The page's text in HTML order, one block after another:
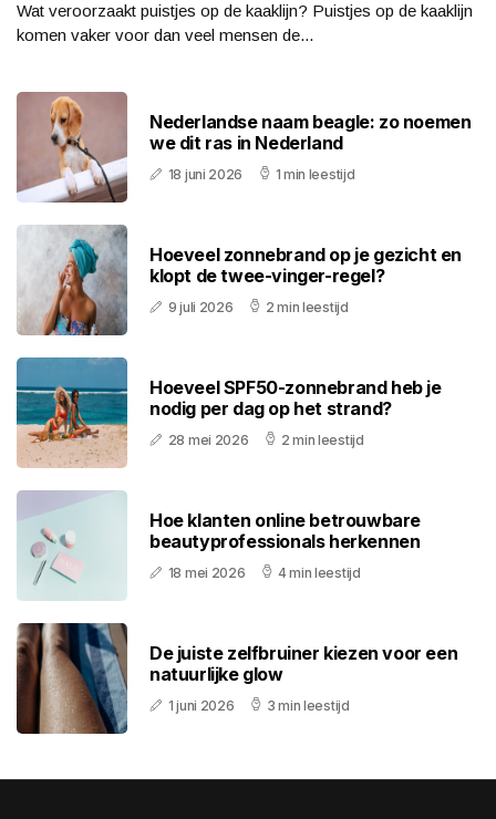
Wat veroorzaakt puistjes op de kaaklijn? Puistjes op de kaaklijn
komen vaker voor dan veel mensen de...
Nederlandse naam beagle: zo noemen
we dit ras in Nederland
18 juni 2026 1 min leestijd
Hoeveel zonnebrand op je gezicht en
klopt de twee-vinger-regel?
9 juli 2026 2 min leestijd
Hoeveel SPF50-zonnebrand heb je
nodig per dag op het strand?
28 mei 2026 2 min leestijd
Hoe klanten online betrouwbare
beautyprofessionals herkennen
18 mei 2026 4 min leestijd
De juiste zelfbruiner kiezen voor een
natuurlijke glow
1 juni 2026 3 min leestijd